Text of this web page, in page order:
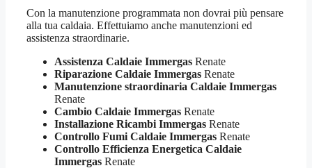
Con la manutenzione programmata non dovrai più pensare
alla tua caldaia. Effettuiamo anche manutenzioni ed
assistenza straordinarie.
Assistenza Caldaie Immergas Renate
Riparazione Caldaie Immergas Renate
Manutenzione straordinaria Caldaie Immergas
Renate
Cambio Caldaie Immergas Renate
Installazione Ricambi Immergas Renate
Controllo Fumi Caldaie Immergas Renate
Controllo Efficienza Energetica Caldaie
Immergas Renate